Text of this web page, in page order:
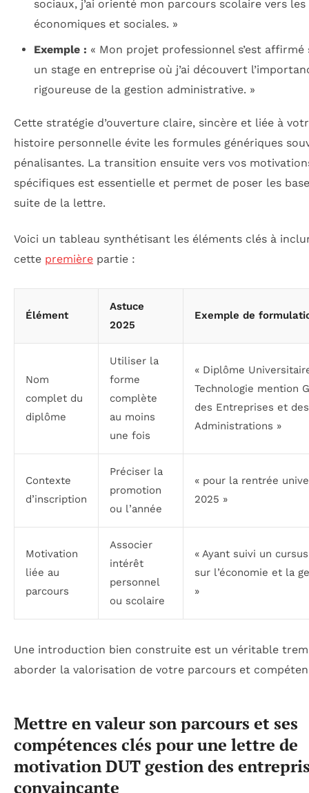
sociaux, j’ai orienté mon parcours scolaire vers les
économiques et sociales. »
Exemple : « Mon projet professionnel s’est affirmé
un stage en entreprise où j’ai découvert
rigoureuse de la gestion administrative. »
Cette stratégie d’ouverture claire, sincère et liée à
histoire personnelle évite les formules génériques
pénalisantes. La transition ensuite vers vos
spécifiques est essentielle et permet de poser les
suite de la lettre.
Voici un tableau synthétisant les éléments clés à
cette première partie :
Élément
Astuce
2025
Exemple de
Nom
complet du
diplôme
Utiliser la
forme
complète
au moins
une fois
« Diplôme
Technologie mention
des Entreprises et des
Administrations »
Contexte
d’inscription
Préciser la
promotion
ou l’année
« pour la rentrée
2025 »
Motivation
liée au
parcours
Associer
intérêt
personnel
ou scolaire
« Ayant suivi un
sur l’économie et la
»
Une introduction bien construite est un véritable
aborder la valorisation de votre parcours et
Mettre en valeur son parcours et ses
compétences clés pour une lettre de
motivation DUT gestion des
convaincante